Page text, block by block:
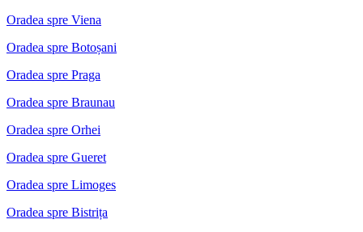
Oradea spre Viena
Oradea spre Botoșani
Oradea spre Praga
Oradea spre Braunau
Oradea spre Orhei
Oradea spre Gueret
Oradea spre Limoges
Oradea spre Bistrița